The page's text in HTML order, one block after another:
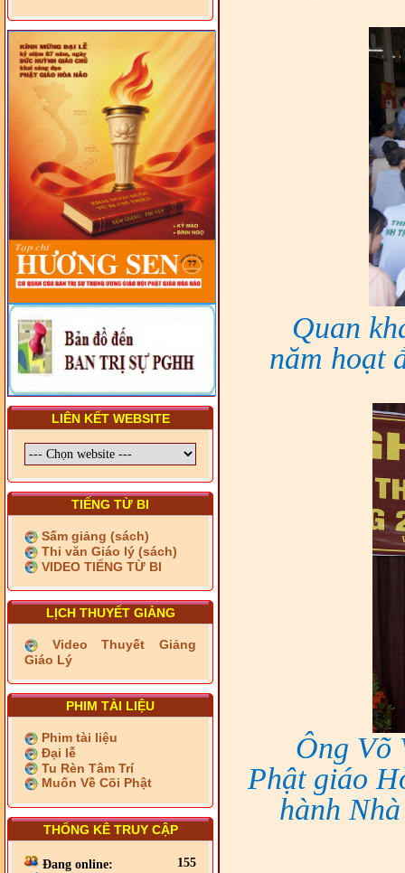
VIÊN - CHUYÊN ĐỀ: NHỮNG
VẤN ĐỀ CHUNG VỀ PHÁP
LUẬT VÀ HỆ THỐNG PHÁP
LUẬT VIỆT NAM
- LỚP TẬP HUẤN LỊCH SỬ,
PHÁP LUẬT VIỆT NAM VÀ
HIẾN CHƯƠNG GIÁO HỘI
PGHH NHIỆM KỲ VI (2024-
2029) CHO TRỊ SỰ VIÊN
TRUNG ƯƠNG, BAN ĐẠI
DIỆN TỈNH VÀ GIÁO LÝ
VIÊN - CHUYÊN ĐỀ: SỰ RA
ĐỜI, BẢN CHẤT, CHỨC
NĂNG VÀ HÌNH THỨC CỦA
NƯỚC CHXHCN VIỆT NAM
LIÊN KẾT WEBSITE
TIẾNG TỪ BI
Sấm giảng (sách)
Thi văn Giáo lý (sách)
VIDEO TIẾNG TỪ BI
LỊCH THUYẾT GIẢNG
Video Thuyết Giảng
Giáo Lý
PHIM TÀI LIỆU
Phim tài liệu
Đại lễ
Tu Rèn Tâm Trí
Muốn Về Cõi Phật
THỐNG KÊ TRUY CẬP
Đang online:
155
Quan
năm hoạt
Ông Võ
Phật giáo
hành